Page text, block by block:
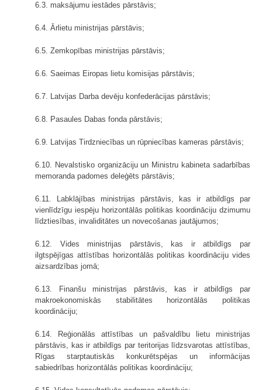
6.3. maksājumu iestādes pārstāvis;
6.4. Ārlietu ministrijas pārstāvis;
6.5. Zemkopības ministrijas pārstāvis;
6.6. Saeimas Eiropas lietu komisijas pārstāvis;
6.7. Latvijas Darba devēju konfederācijas pārstāvis;
6.8. Pasaules Dabas fonda pārstāvis;
6.9. Latvijas Tirdzniecības un rūpniecības kameras pārstāvis;
6.10. Nevalstisko organizāciju un Ministru kabineta sadarbības
memoranda padomes deleģēts pārstāvis;
6.11. Labklājības ministrijas pārstāvis, kas ir atbildīgs par
vienlīdzīgu iespēju horizontālās politikas koordināciju dzimumu
līdztiesības, invaliditātes un novecošanas jautājumos;
6.12. Vides ministrijas pārstāvis, kas ir atbildīgs par
ilgtspējīgas attīstības horizontālās politikas koordināciju vides
aizsardzības jomā;
6.13. Finanšu ministrijas pārstāvis, kas ir atbildīgs par
makroekonomiskās stabilitātes horizontālās politikas
koordināciju;
6.14. Reģionālās attīstības un pašvaldību lietu ministrijas
pārstāvis, kas ir atbildīgs par teritorijas līdzsvarotas attīstības,
Rīgas starptautiskās konku­rētspējas un informācijas
sabiedrības horizontālās politikas koordināciju;